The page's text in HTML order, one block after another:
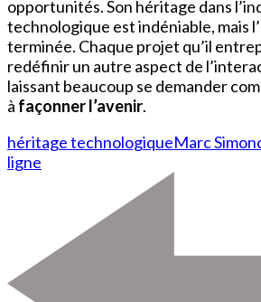
opportunités. Son héritage dans
technologique est indéniable, mais
terminée. Chaque projet qu’il
redéfinir un autre aspect de
laissant beaucoup se demander
à façonner l’avenir.
héritage technologiqueMarc
ligne